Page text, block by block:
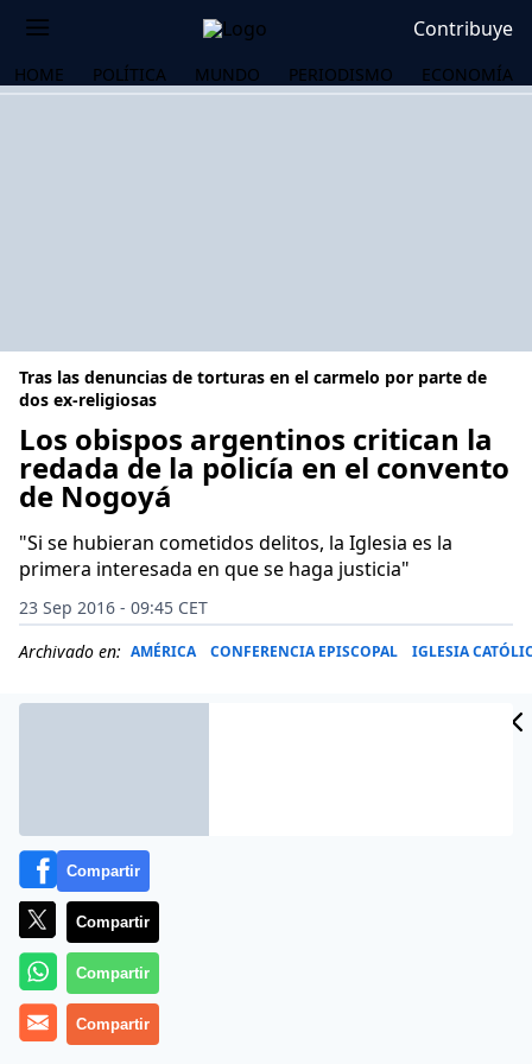
Contribuye
HOME POLÍTICA MUNDO PERIODISMO ECONOMÍA
Tras las denuncias de torturas en el carmelo por parte de
dos ex-religiosas
Los obispos argentinos critican la
redada de la policía en el convento
de Nogoyá
"Si se hubieran cometidos delitos, la Iglesia es la
primera interesada en que se haga justicia"
23 Sep 2016 - 09:45 CET
Archivado en: AMÉRICA CONFERENCIA EPISCOPAL IGLESIA
El Comité Ejecutivo del Episcopado argentino criticó
Compartir
Compartir
Compartir
Compartir